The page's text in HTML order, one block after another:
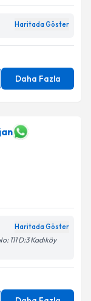
Haritada Göster
Daha Fazla
Haritada Göster
111 D:3 Kadıköy